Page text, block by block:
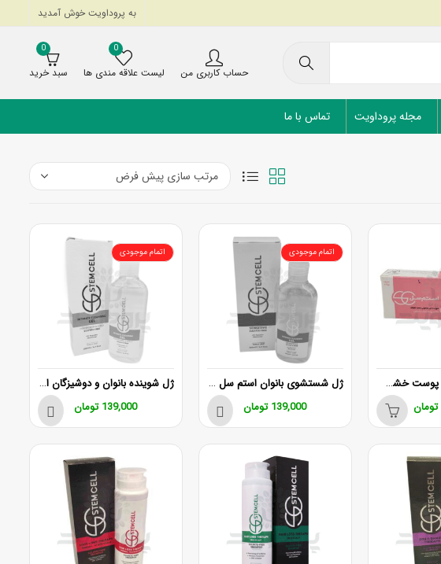
به پروداویت خوش آمدید
حساب کاربری من
0
لیست علاقه مندی ها
0
سبد خرید
مجله پروداویت تماس با ما
پن شفاف مناسب پوست خشک و حساس استم سل
تومان
اتمام موجودی
ژل شستشوی بانوان استم سل مناسب پوست حساس
139,000 تومان
اتمام موجودی
ژل شوینده بانوان و دوشیزگان استم سل
139,000 تومان